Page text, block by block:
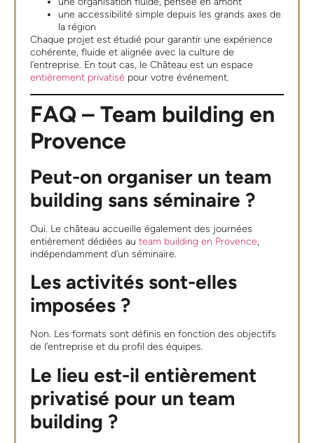
une accessibilité simple depuis les grands axes de
la région
Chaque projet est étudié pour garantir une expérience
cohérente, fluide et alignée avec la culture de
l’entreprise. En tout cas, le Château est un espace
entièrement privatisé pour votre événement.
FAQ – Team building en
Provence
Peut-on organiser un team
building sans séminaire ?
Oui. Le château accueille également des journées
entièrement dédiées auteam building en Provence,
indépendamment d’un séminaire.
Les activités sont-elles
imposées ?
Non. Les formats sont définis en fonction des objectifs
de l’entreprise et du profil des équipes.
Le lieu est-il entièrement
privatisé pour un team
building ?